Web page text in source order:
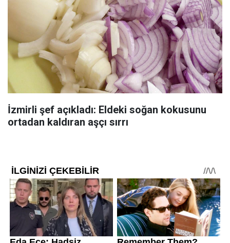
İzmirli şef açıkladı: Eldeki soğan kokusunu
ortadan kaldıran aşçı sırrı